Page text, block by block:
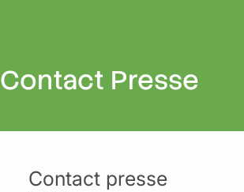
Contact Presse
Contact presse